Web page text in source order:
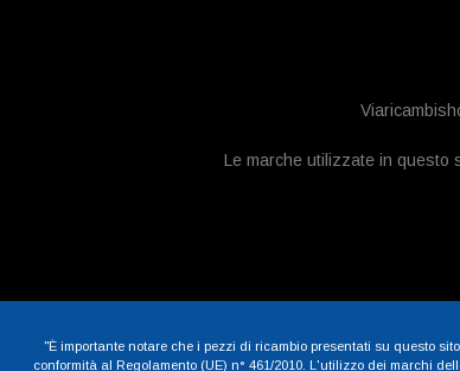
Le marche utilizzate in questo
"È importante notare che i pezzi di ricambio presentati su questo
conformità al Regolamento (UE) n° 461/2010. L'utilizzo dei marchi